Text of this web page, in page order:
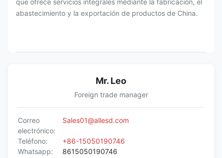
que ofrece servicios integrales mediante la fabricación, el
abastecimiento y la exportación de productos de China.
Mr. Leo
Foreign trade manager
Correo
electrónico:
Sales01@allesd.com
Teléfono:
+86-15050190746
Whatsapp:
8615050190746